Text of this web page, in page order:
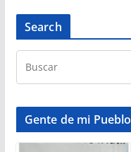
Search
Gente de mi Pueblo